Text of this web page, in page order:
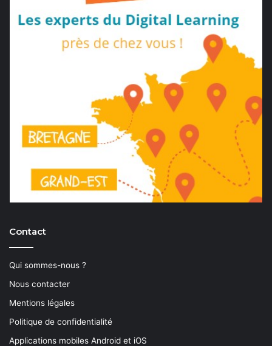
Contact
Qui sommes-nous ?
Nous contacter
Mentions légales
Politique de confidentialité
Applications mobiles Android et iOS